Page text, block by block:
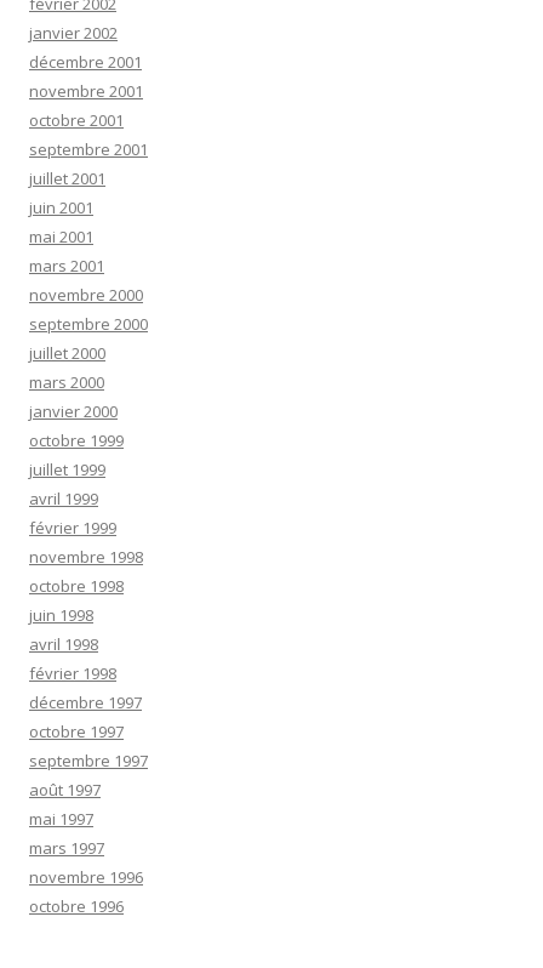
janvier 2002
décembre 2001
novembre 2001
octobre 2001
septembre 2001
juillet 2001
juin 2001
mai 2001
mars 2001
novembre 2000
septembre 2000
juillet 2000
mars 2000
janvier 2000
octobre 1999
juillet 1999
avril 1999
février 1999
novembre 1998
octobre 1998
juin 1998
avril 1998
février 1998
décembre 1997
octobre 1997
septembre 1997
août 1997
mai 1997
mars 1997
novembre 1996
octobre 1996